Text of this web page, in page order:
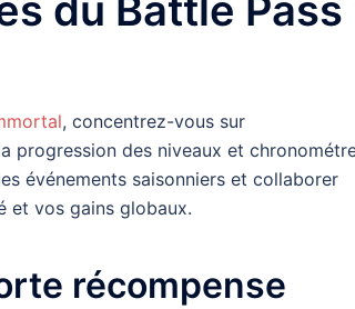
, concentrez-vous sur
progression des niveaux et
événements saisonniers et collaborer
et vos gains globaux.
récompense